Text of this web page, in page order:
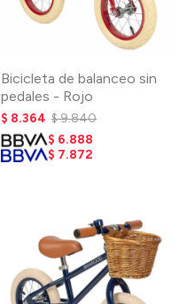
Bicicleta de balanceo sin
pedales - Rojo
$ 8.364 $9.840
$ 6.888
$ 7.872